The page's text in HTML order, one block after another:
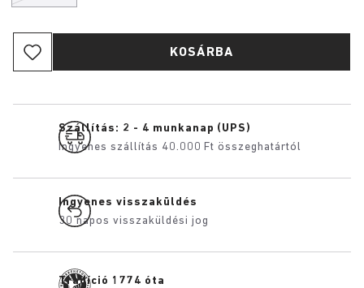
KOSÁRBA
Szállítás: 2 - 4 munkanap (UPS)
Ingyenes szállítás 40.000 Ft összeghatártól
Ingyenes visszaküldés
30 napos visszaküldési jog
Tradíció 1774 óta